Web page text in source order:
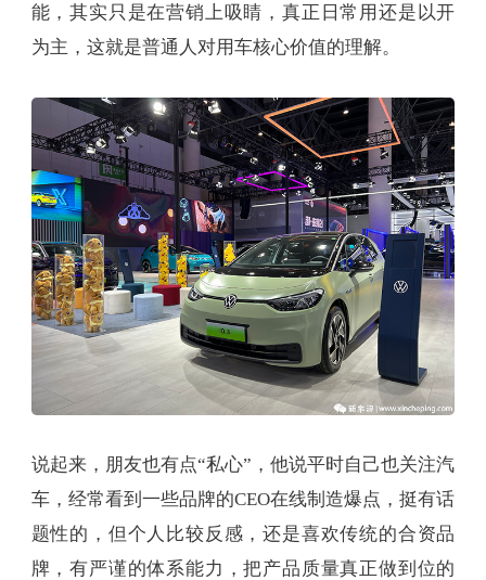
能，其实只是在营销上吸睛，真正日常用还是以开
为主，这就是普通人对用车核心价值的理解。
说起来，朋友也有点“私心”，他说平时自己也关注汽
车，经常看到一些品牌的CEO在线制造爆点，挺有话
题性的，但个人比较反感，还是喜欢传统的合资品
牌，有严谨的体系能力，把产品质量真正做到位的